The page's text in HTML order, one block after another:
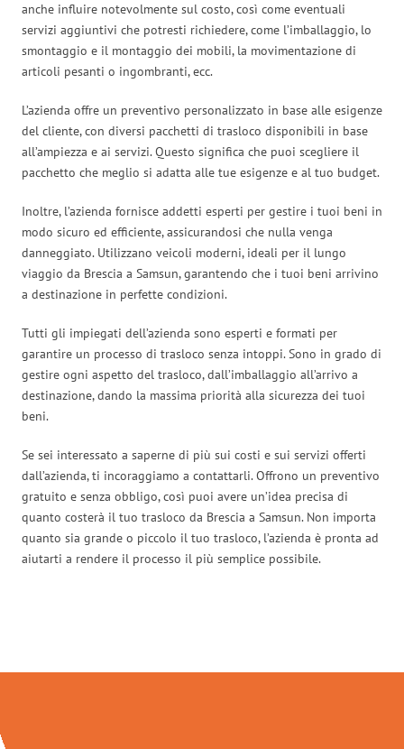
anche influire notevolmente sul costo, così come eventuali
servizi aggiuntivi che potresti richiedere, come l’imballaggio, lo
smontaggio e il montaggio dei mobili, la movimentazione di
articoli pesanti o ingombranti, ecc.
L’azienda offre un preventivo personalizzato in base alle esigenze
del cliente, con diversi pacchetti di trasloco disponibili in base
all’ampiezza e ai servizi. Questo significa che puoi scegliere il
pacchetto che meglio si adatta alle tue esigenze e al tuo budget.
Inoltre, l’azienda fornisce addetti esperti per gestire i tuoi beni in
modo sicuro ed efficiente, assicurandosi che nulla venga
danneggiato. Utilizzano veicoli moderni, ideali per il lungo
viaggio da Brescia a Samsun, garantendo che i tuoi beni arrivino
a destinazione in perfette condizioni.
Tutti gli impiegati dell’azienda sono esperti e formati per
garantire un processo di trasloco senza intoppi. Sono in grado di
gestire ogni aspetto del trasloco, dall’imballaggio all’arrivo a
destinazione, dando la massima priorità alla sicurezza dei tuoi
beni.
Se sei interessato a saperne di più sui costi e sui servizi offerti
dall’azienda, ti incoraggiamo a contattarli. Offrono un preventivo
gratuito e senza obbligo, così puoi avere un’idea precisa di
quanto costerà il tuo trasloco da Brescia a Samsun. Non importa
quanto sia grande o piccolo il tuo trasloco, l’azienda è pronta ad
aiutarti a rendere il processo il più semplice possibile.